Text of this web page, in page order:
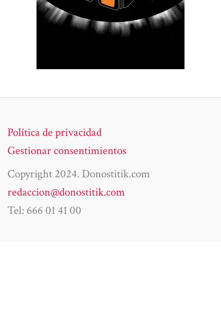
Política de privacidad
Gestionar consentimientos
Copyright 2024. Donostitik.com
redaccion@donostitik.com
Tel: 666 01 41 00